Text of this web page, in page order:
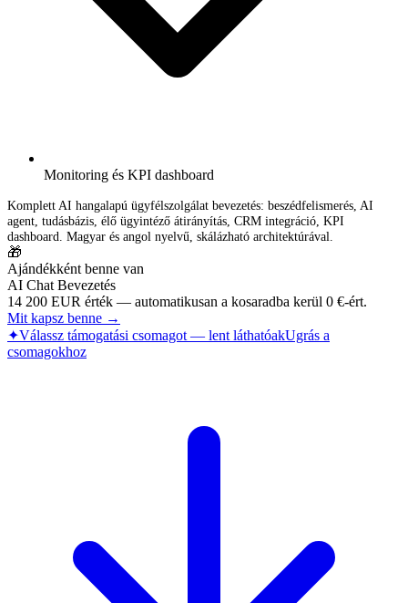
Monitoring és KPI dashboard
Komplett AI hangalapú ügyfélszolgálat bevezetés: beszédfelismerés, AI
agent, tudásbázis, élő ügyintéző átirányítás, CRM integráció, KPI
dashboard. Magyar és angol nyelvű, skálázható architektúrával.
🎁
Ajándékként benne van
AI Chat Bevezetés
14 200 EUR érték — automatikusan a kosaradba kerül 0 €-ért.
Mit kapsz benne →
✦Válassz támogatási csomagot — lent láthatóakUgrás a
csomagokhoz